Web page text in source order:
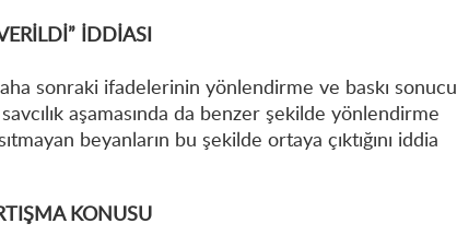
İDDİASI
sonraki ifadelerinin yönlendirme ve baskı sonucu
savcılık aşamasında da benzer şekilde yönlendirme
beyanların bu şekilde ortaya çıktığını iddia
KONUSU